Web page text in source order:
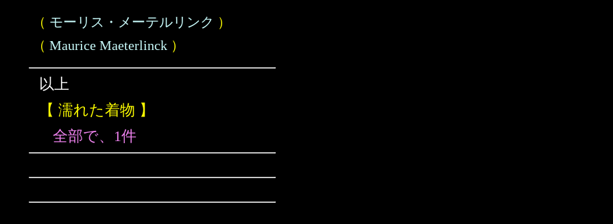
（ モーリス・メーテルリンク ）
（ Maurice Maeterlinck ）
以上
【 濡れた着物 】
全部で、1件